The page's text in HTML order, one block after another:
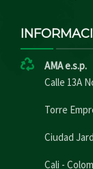
AMA e.s.p.
Calle 13A
Torre
Ciudad
Cali -